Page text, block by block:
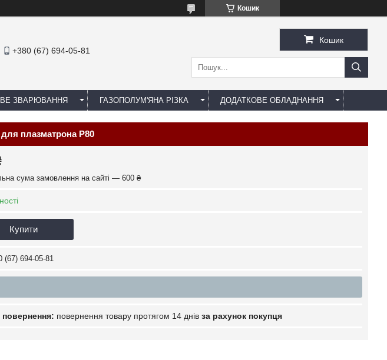
Кошик
+380 (67) 694-05-81
Кошик
ЗВАРЮВАННЯ ГАЗОПОЛУМ'ЯНА РІЗКА ДОДАТКОВЕ ОБЛАДНАННЯ
плазматрона P80
сума замовлення на сайті — 600 ₴
Купити
(67) 694-05-81
повернення товару протягом 14 днів за рахунок покупця